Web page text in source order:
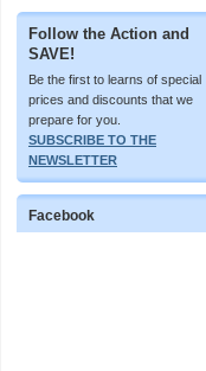
Follow the Action and
SAVE!
Be the first to learns of special
prices and discounts that we
prepare for you.
SUBSCRIBE TO THE
NEWSLETTER
Facebook